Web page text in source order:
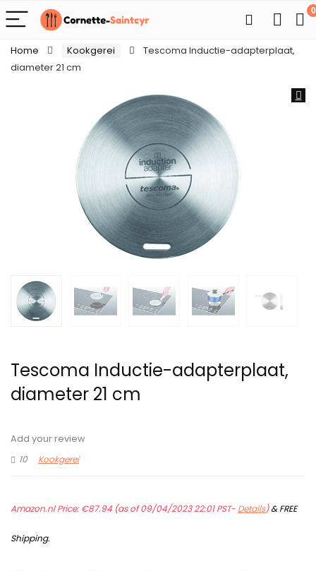
0
Home Kookgerei
Tescoma Inductie-adapterplaat,
diameter 21 cm
Tescoma Inductie-adapterplaat,
diameter 21 cm
Add your review
10
Kookgerei
Amazon.nl Price:€87.94 (as of 09/04/2023 22:01 PST- Details)&FREE
Shipping.